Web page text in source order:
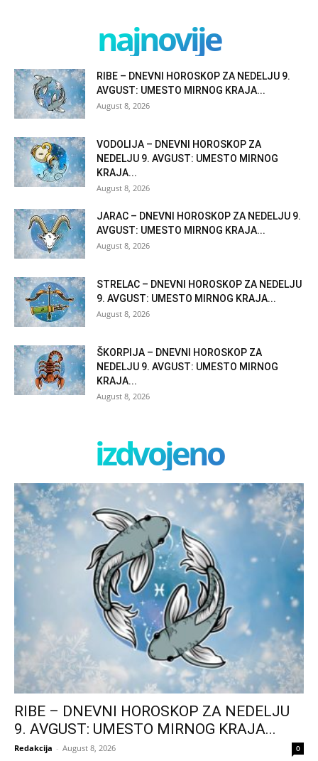
najnovije
RIBE – DNEVNI HOROSKOP ZA NEDELJU 9.
AVGUST: UMESTO MIRNOG KRAJA...
August 8, 2026
VODOLIJA – DNEVNI HOROSKOP ZA
NEDELJU 9. AVGUST: UMESTO MIRNOG
KRAJA...
August 8, 2026
JARAC – DNEVNI HOROSKOP ZA NEDELJU 9.
AVGUST: UMESTO MIRNOG KRAJA...
August 8, 2026
STRELAC – DNEVNI HOROSKOP ZA NEDELJU
9. AVGUST: UMESTO MIRNOG KRAJA...
August 8, 2026
ŠKORPIJA – DNEVNI HOROSKOP ZA
NEDELJU 9. AVGUST: UMESTO MIRNOG
KRAJA...
August 8, 2026
izdvojeno
RIBE – DNEVNI HOROSKOP ZA NEDELJU
9. AVGUST: UMESTO MIRNOG KRAJA...
Redakcija - August 8, 2026 0